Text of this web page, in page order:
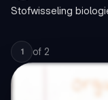
Stofwisseling
1 of 2